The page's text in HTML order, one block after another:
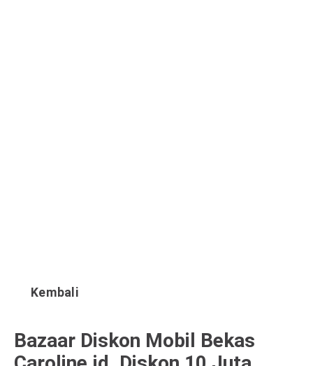
Kembali
Bazaar Diskon Mobil Bekas